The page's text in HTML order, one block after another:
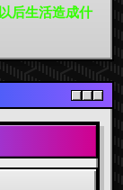
后生活造成什